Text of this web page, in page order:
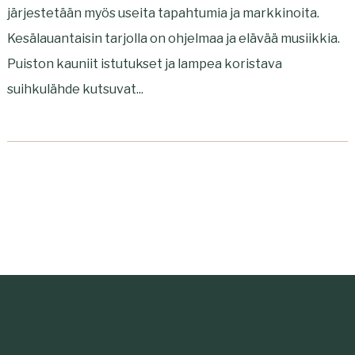
järjestetään myös useita tapahtumia ja markkinoita.
Kesälauantaisin tarjolla on ohjelmaa ja elävää musiikkia.
Puiston kauniit istutukset ja lampea koristava
suihkulähde kutsuvat...